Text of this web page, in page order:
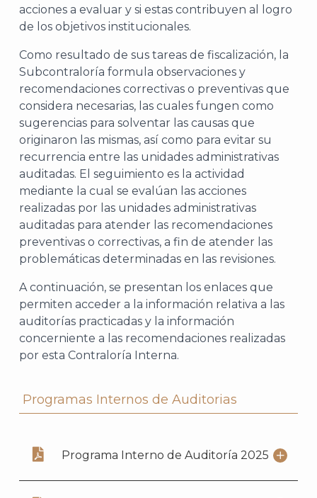
acciones a evaluar y si estas contribuyen al logro
de los objetivos institucionales.
Como resultado de sus tareas de fiscalización, la
Subcontraloría formula observaciones y
recomendaciones correctivas o preventivas que
considera necesarias, las cuales fungen como
sugerencias para solventar las causas que
originaron las mismas, así como para evitar su
recurrencia entre las unidades administrativas
auditadas. El seguimiento es la actividad
mediante la cual se evalúan las acciones
realizadas por las unidades administrativas
auditadas para atender las recomendaciones
preventivas o correctivas, a fin de atender las
problemáticas determinadas en las revisiones.
A continuación, se presentan los enlaces que
permiten acceder a la información relativa a las
auditorías practicadas y la información
concerniente a las recomendaciones realizadas
por esta Contraloría Interna.
Programas Internos de Auditorias
Programa Interno de Auditoría 2025